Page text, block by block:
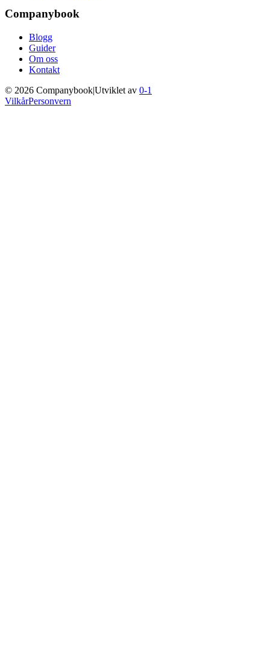
Companybook
Blogg
Guider
Om oss
Kontakt
© 2026 Companybook|Utviklet av 0-1
VilkårPersonvern